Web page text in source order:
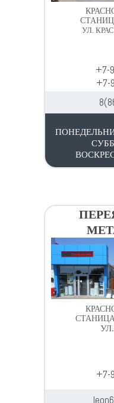
УЛ.
+7-
+7-
+7-